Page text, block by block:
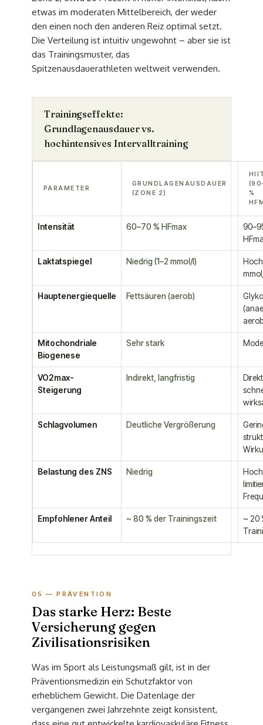
etwas im moderaten Mittelbereich, der weder
den einen noch den anderen Reiz optimal setzt.
Die Verteilung ist intuitiv ungewohnt – aber sie ist
das Trainingsmuster, das
Spitzenausdauerathleten weltweit verwenden.
Trainingseffekte:
Grundlagenausdauer vs.
hochintensives Intervalltraining
PARAMETER
GRUNDLAGENAUSDAUER
(ZONE 2)
%
Intensität 60–70 % HFmax
Laktatspiegel Niedrig (1–2 mmol/l)
Hauptenergiequelle Fettsäuren (aerob)
Mitochondriale
Biogenese
Sehr stark
VO2max-
Steigerung
Indirekt, langfristig
Schlagvolumen Deutliche Vergrößerung
Belastung des ZNS Niedrig
Empfohlener Anteil ~ 80 % der Trainingszeit
~ 20
05 — PRÄVENTION
Das starke Herz: Beste
Versicherung gegen
Zivilisationsrisiken
Was im Sport als Leistungsmaß gilt, ist in der
Präventionsmedizin ein Schutzfaktor von
erheblichem Gewicht. Die Datenlage der
vergangenen zwei Jahrzehnte zeigt konsistent,